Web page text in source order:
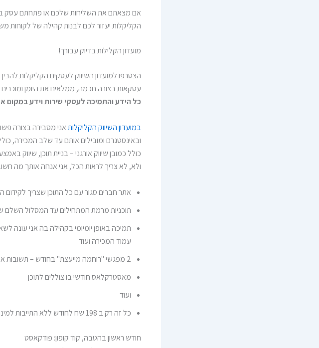
אם מצאתם את השליחות שלכם או פתחתם עסק
הקליקלות יעזור לכם לבנות קהילה של לקוחות
מועדון הקלילות בדיוק עבורך!
הצטרפו למועדון השיווק לעסקים הקליקלות
עסקאות בצורה חכמה, ממלאים את היומן ומוכרים
כל הידע והתמיכה לעסקי שירות וידע במקום
במועדון השיווק הקליקלותאני מסבירה בצורה
ובאינסטגרם ומובילים אותם עד שלב
כולל כמובן שיווק אורגני – בניית תוכן, שיווק
ולא, לא צריך לראות הכל, אני אנחה אותך מה
אתר חברים סגור עם כל התוכן שצריך
תוכניות מרמת המתחילים עד המסלול השלם
תמיכה באופן יומיומי בקהילה בה אני עונה
עמוד המכירה ועוד
2 מפגשי "רוחמה מייעצת" בחודש – תשובות אישיות ומעמיקות
מאסטרקלאס חודשי בו צוללים לתוכן
ועוד
כל זה רק ב 198 שח לחודש ללא התייבות למינימום חודשים
חודש ראשון בהטבה, קוד קופון: פודקאסט